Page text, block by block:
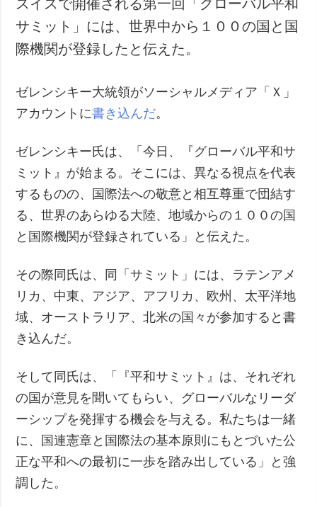
犯罪
事故・緊急事態
特集
インタビュー
動画
購読
スイスで開催される第一回「グローバル平和
サミット」には、世界中から１００の国と国
際機関が登録したと伝えた。
ゼレンシキー大統領がソーシャルメディア「Ｘ」
アカウントに書き込んだ。
ゼレンシキー氏は、「今日、『グローバル平和サ
ミット』が始まる。そこには、異なる視点を代表
するものの、国際法への敬意と相互尊重で団結す
る、世界のあらゆる大陸、地域からの１００の国
と国際機関が登録されている」と伝えた。
その際同氏は、同「サミット」には、ラテンアメ
リカ、中東、アジア、アフリカ、欧州、太平洋地
域、オーストラリア、北米の国々が参加すると書
き込んだ。
そして同氏は、「『平和サミット』は、それぞれ
の国が意見を聞いてもらい、グローバルなリーダ
ーシップを発揮する機会を与える。私たちは一緒
に、国連憲章と国際法の基本原則にもとづいた公
正な平和への最初に一歩を踏み出している」と強
調した。